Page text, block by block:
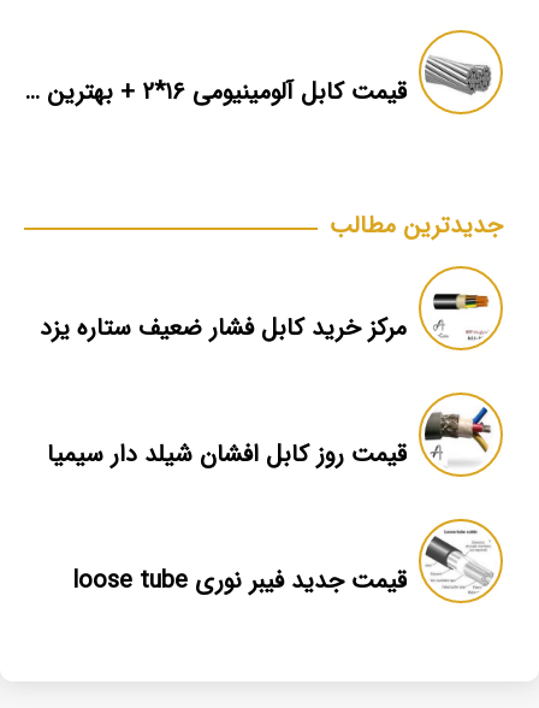
قیمت کابل آلومینیومی ۱۶*۲ + بهترین برند بازار + اطلاعات فنی
جدیدترین مطالب
مرکز خرید کابل فشار ضعیف ستاره یزد
قیمت روز کابل افشان شیلد دار سیمیا
قیمت جدید فیبر نوری loose tube